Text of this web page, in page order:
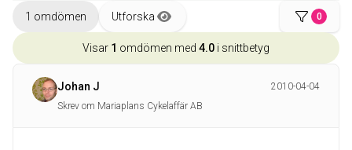
1 omdömen Utforska 0
Visar 1 omdömen med 4.0 i snittbetyg
Johan J
2010-04-04
Skrev om Mariaplans Cykelaffär AB